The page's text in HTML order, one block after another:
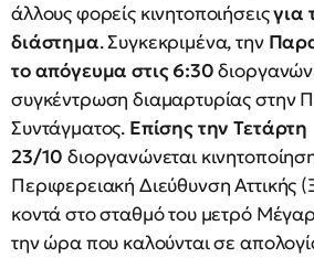
άλλους φορείς κινητοποιήσειςγια
διάστημα. Συγκεκριμένα, την
το απόγευμα στις 6:30
συγκέντρωση διαμαρτυρίας στην
Συντάγματος. Επίσης την Τετάρτη
23/10 διοργανώνεται
Περιφερειακή Διεύθυνση Αττικής
κοντά στο σταθμό του μετρό
την ώρα που καλούνται σε